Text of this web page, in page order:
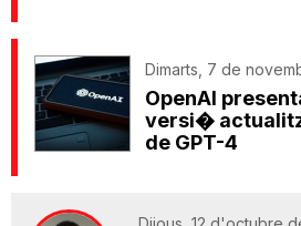
Dimarts, 7 de
OpenAI
versi�
de GPT-4